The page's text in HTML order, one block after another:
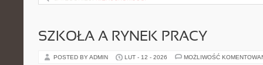
SZKOŁA A RYNEK PRACY
POSTED BY ADMIN LUT - 12 - 2026 MOŻLIWOŚĆ